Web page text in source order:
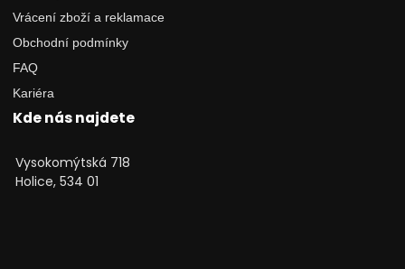
Vrácení zboží a reklamace
Obchodní podmínky
FAQ
Kariéra
Kde nás najdete
Vysokomýtská 718
Holice, 534 01